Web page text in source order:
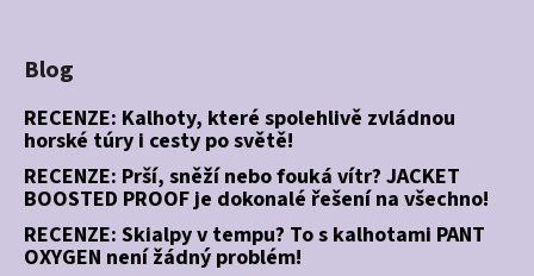
Blog
RECENZE: Kalhoty, které spolehlivě zvládnou
horské túry i cesty po světě!
RECENZE: Prší, sněží nebo fouká vítr? JACKET
BOOSTED PROOF je dokonalé řešení na všechno!
RECENZE: Skialpy v tempu? To s kalhotami PANT
OXYGEN není žádný problém!